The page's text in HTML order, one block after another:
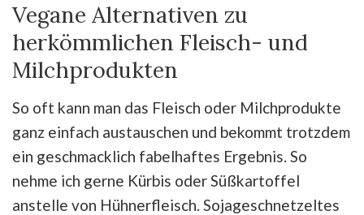
Vegane Alternativen zu
herkömmlichen Fleisch- und
Milchprodukten
So oft kann man das Fleisch oder Milchprodukte
ganz einfach austauschen und bekommt trotzdem
ein geschmacklich fabelhaftes Ergebnis. So
nehme ich gerne Kürbis oder Süßkartoffel
anstelle von Hühnerfleisch. Sojageschnetzeltes